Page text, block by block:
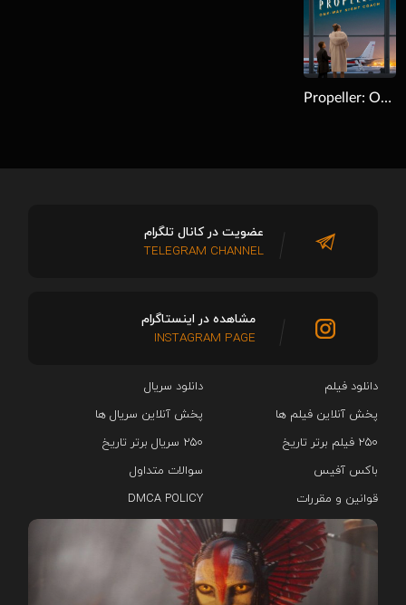
Propeller: One-Way Night Coach 2026
دانلود فیلم
دانلود سریال‌
پخش آنلاین فیلم ها
پخش آنلاین سریال ها
۲۵۰ فیلم برتر تاریخ
۲۵۰ سریال برتر تاریخ
باکس آفیس
سوالات متداول
قوانین و مقررات
DMCA POLICY
عضویت در کانال تلگرام
TELEGRAM CHANNEL
مشاهده در اینستاگرام
INSTAGRAM PAGE